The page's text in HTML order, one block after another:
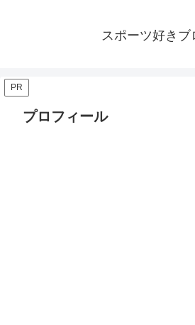
スポーツ好きブ
PR
プロフィール